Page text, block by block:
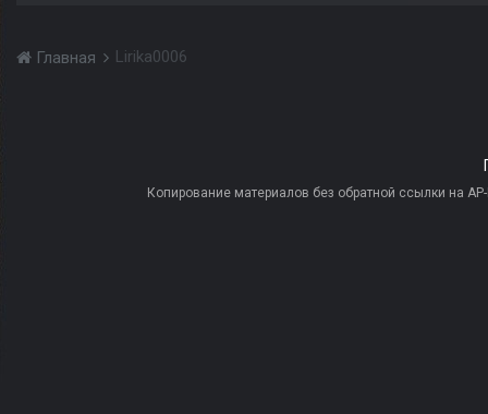
Главная Lirika0006
Копирование материалов без обратной ссылки на